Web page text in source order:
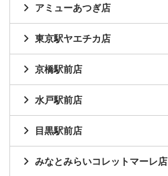
アミューあつぎ店
東京駅ヤエチカ店
京橋駅前店
水戸駅前店
目黒駅前店
みなとみらいコレットマーレ店